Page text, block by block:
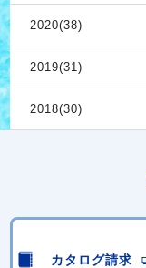
2020(38)
2019(31)
2018(30)
カタログ請求